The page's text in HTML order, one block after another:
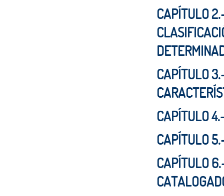
CAPÍTULO
CAPÍTULO
CAPÍTULO
CAPÍTULO
CAPÍTULO